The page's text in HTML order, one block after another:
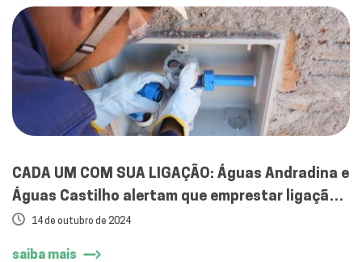
CADA UM COM SUA LIGAÇÃO: Águas Andradina e
Águas Castilho alertam que emprestar ligação
de água é ilegal
14 de outubro de 2024
saiba mais